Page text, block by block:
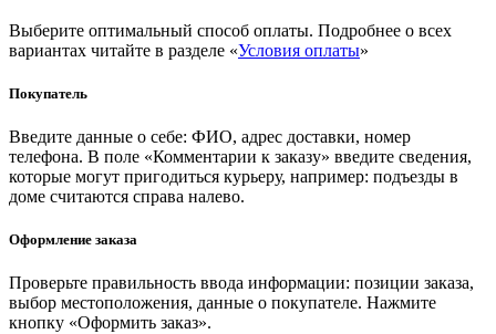
Выберите оптимальный способ оплаты. Подробнее о всех
вариантах читайте в разделе «Условия оплаты»
Покупатель
Введите данные о себе: ФИО, адрес доставки, номер
телефона. В поле «Комментарии к заказу» введите сведения,
которые могут пригодиться курьеру, например: подъезды в
доме считаются справа налево.
Оформление заказа
Проверьте правильность ввода информации: позиции заказа,
выбор местоположения, данные о покупателе. Нажмите
кнопку «Оформить заказ».